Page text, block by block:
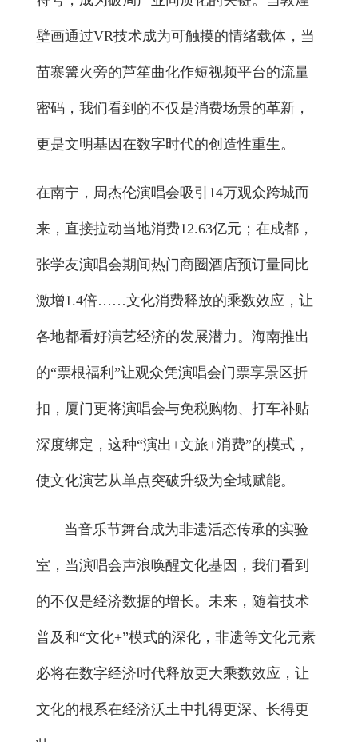
壁画通过VR技术成为可触摸的情绪载体，当
苗寨篝火旁的芦笙曲化作短视频平台的流量
密码，我们看到的不仅是消费场景的革新，
更是文明基因在数字时代的创造性重生。
在南宁，周杰伦演唱会吸引14万观众跨城而
来，直接拉动当地消费12.63亿元；在成都，
张学友演唱会期间热门商圈酒店预订量同比
激增1.4倍……文化消费释放的乘数效应，让
各地都看好演艺经济的发展潜力。海南推出
的“票根福利”让观众凭演唱会门票享景区折
扣，厦门更将演唱会与免税购物、打车补贴
深度绑定，这种“演出+文旅+消费”的模式，
使文化演艺从单点突破升级为全域赋能。
当音乐节舞台成为非遗活态传承的实验
室，当演唱会声浪唤醒文化基因，我们看到
的不仅是经济数据的增长。未来，随着技术
普及和“文化+”模式的深化，非遗等文化元素
必将在数字经济时代释放更大乘数效应，让
文化的根系在经济沃土中扎得更深、长得更